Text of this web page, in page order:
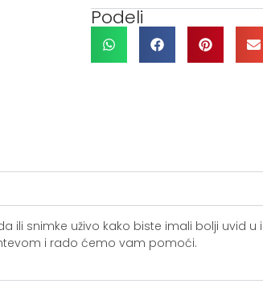
Podeli
ili snimke uživo kako biste imali bolji uvid u
i rado ćemo vam pomoći.